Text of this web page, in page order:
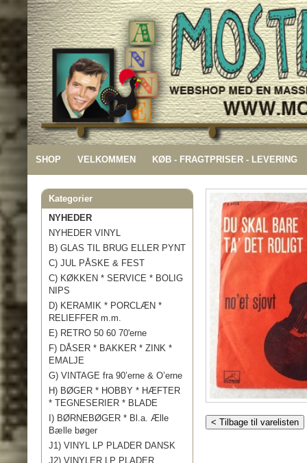
SHOP VELKOMMEN KØB - FRAGTPRISER - LEVERING
Kategorier
NYHEDER
NYHEDER VINYL
B) GLAS TIL BRUG ELLER PYNT
C) JUL PÅSKE & FEST
C) KØKKEN * SERVICE * BOLIG
NIPS
D) KERAMIK * PORCLÆN *
RELIEFFER m.m.
E) RETRO 50 60 70'erne
F) DÅSER * BAKKER * ZINK *
EMALJE
G) VINTAGE fra 90’erne & O’erne
H) BØGER * HOBBY * HÆFTER
* TEGNESERIER * BLADE
I) BØRNEBØGER * Bl.a. Ælle
Bælle bøger
J1) VINYL LP PLADER DANSK
J2) VINYLER LP PLADER
< Tilbage til varelisten